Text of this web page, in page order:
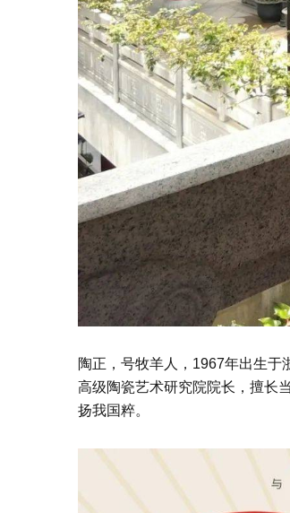
陶正，号牧羊人，1967年出生
高级陶瓷艺术研究院院长，擅长
扬我国粹。